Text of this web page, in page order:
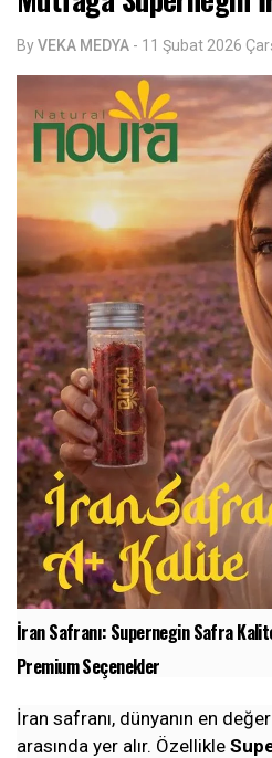
ByVEKA MEDYA - 11 Şubat 2026
İran Safranı: Supernegin Safra
Premium Seçenekler
İran safranı, dünyanın en
arasında yer alır. Özellikle